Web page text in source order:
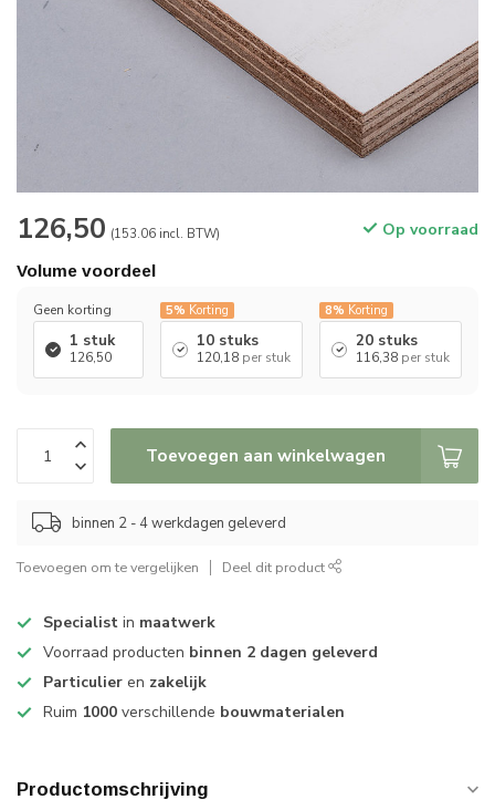
126,50 (153.06 incl. BTW) Op voorraad
Volume voordeel
Geen korting
1 stuk
126,50
5% Korting
10 stuks
120,18 per stuk
8% Korting
20 stuks
116,38 per stuk
Toevoegen aan winkelwagen
binnen 2 - 4 werkdagen geleverd
Toevoegen om te vergelijken Deel dit product
Specialist in maatwerk
Voorraad producten binnen 2 dagen geleverd
Particulier en zakelijk
Ruim 1000 verschillende bouwmaterialen
Productomschrijving